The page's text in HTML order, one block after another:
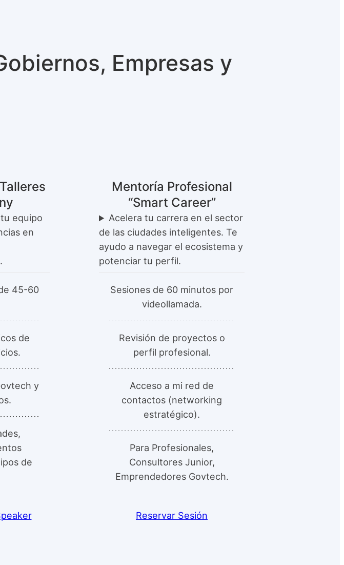
Empresas y
equipo
en
45-60
de
y
de
Mentoría Profesional
“Smart Career”
Acelera tu carrera en el sector
de las ciudades inteligentes. Te
ayudo a navegar el ecosistema y
potenciar tu perfil.
Sesiones de 60 minutos por
videollamada.
Revisión de proyectos o
perfil profesional.
Acceso a mi red de
contactos (networking
estratégico).
Para Profesionales,
Consultores Junior,
Emprendedores Govtech.
Reservar Sesión